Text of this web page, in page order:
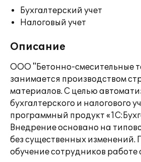
Бухгалтерский учет
Налоговый учет
Описание
ООО "Бетонно-смесительные
занимается производством
материалов. С целью
бухгалтерского и налогового
программный продукт
Внедрение основано на
без существенных изменений.
обучение сотрудников работе